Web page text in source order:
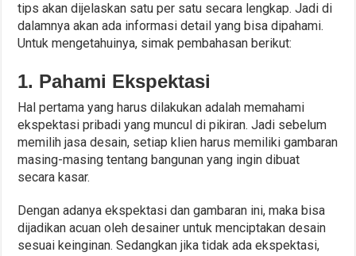
tips akan dijelaskan satu per satu secara lengkap. Jadi di
dalamnya akan ada informasi detail yang bisa dipahami.
Untuk mengetahuinya, simak pembahasan berikut:
1. Pahami Ekspektasi
Hal pertama yang harus dilakukan adalah memahami
ekspektasi pribadi yang muncul di pikiran. Jadi sebelum
memilih jasa desain, setiap klien harus memiliki gambaran
masing-masing tentang bangunan yang ingin dibuat
secara kasar.
Dengan adanya ekspektasi dan gambaran ini, maka bisa
dijadikan acuan oleh desainer untuk menciptakan desain
sesuai keinginan. Sedangkan jika tidak ada ekspektasi,